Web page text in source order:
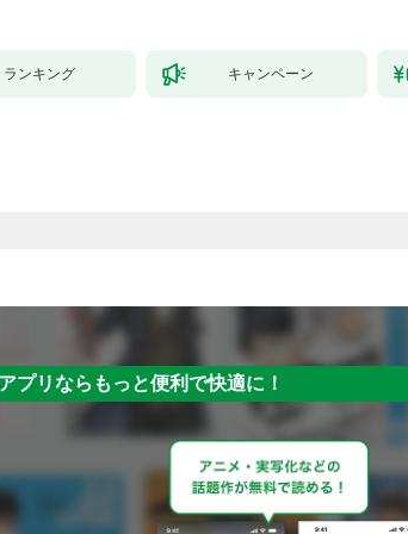
ランキング キャンペーン
アプリならもっと便利で快適に！